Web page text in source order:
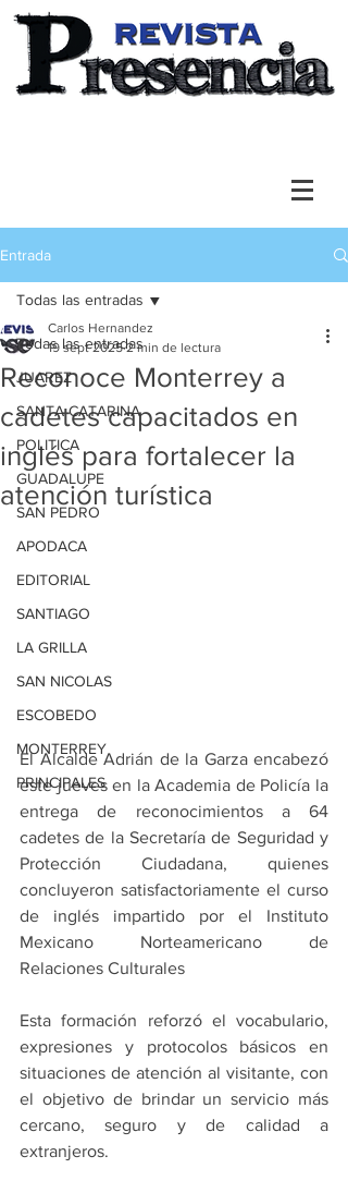
Entrada
Todas las entradas
JUAREZ
SANTA CATARINA
POLITICA
GUADALUPE
SAN PEDRO
APODACA
EDITORIAL
SANTIAGO
LA GRILLA
SAN NICOLAS
ESCOBEDO
MONTERREY
PRINCIPALES
Todas las entradas
Reconoce Monterrey a
cadetes capacitados en
inglés para fortalecer la
atención turística
Carlos Hernandez
19 sept 2025 2 min de lectura
El Alcalde Adrián de la Garza encabezó
este jueves en la Academia de Policía la
entrega de reconocimientos a 64
cadetes de la Secretaría de Seguridad y
Protección Ciudadana, quienes
concluyeron satisfactoriamente el curso
de inglés impartido por el Instituto
Mexicano Norteamericano de
Relaciones Culturales
Esta formación reforzó el vocabulario,
expresiones y protocolos básicos en
situaciones de atención al visitante, con
el objetivo de brindar un servicio más
cercano, seguro y de calidad a
extranjeros.